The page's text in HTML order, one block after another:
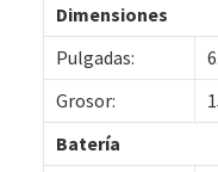
Dimensiones
Pulgadas:
Grosor:
Batería